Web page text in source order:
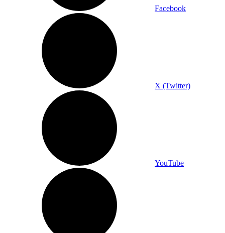
Facebook
X (Twitter)
YouTube